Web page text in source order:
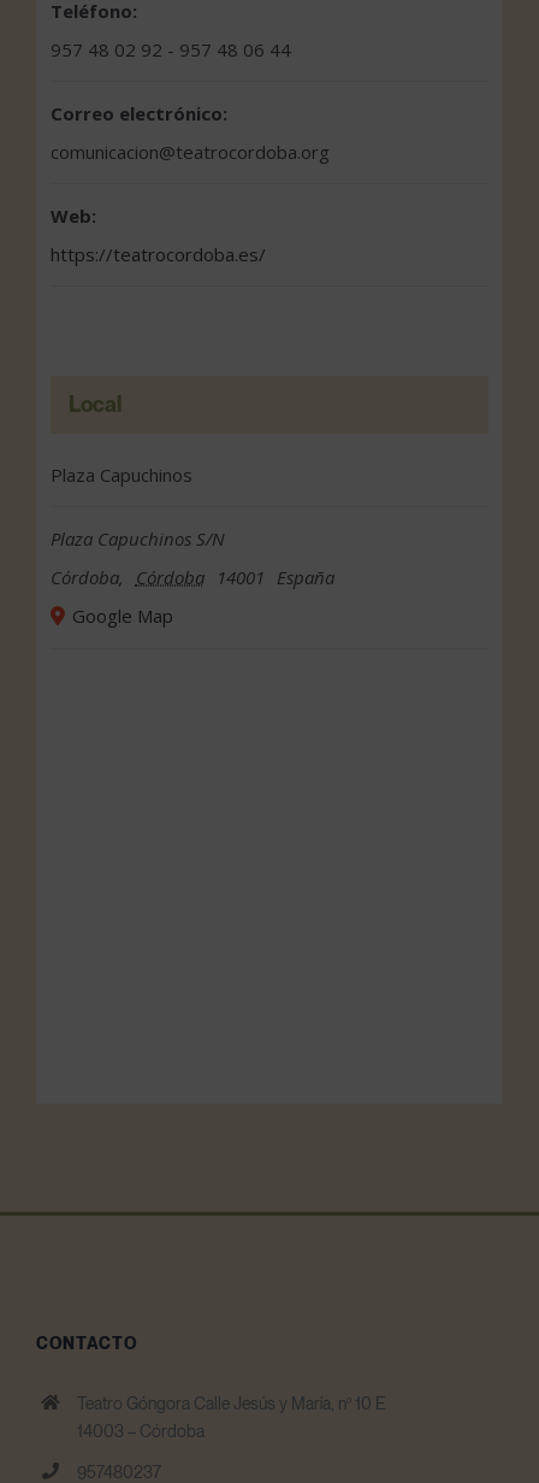
Teléfono:
957 48 02 92 - 957 48 06 44
Correo electrónico:
comunicacion@teatrocordoba.org
Web:
https://teatrocordoba.es/
Local
Plaza Capuchinos
Plaza Capuchinos S/N
Córdoba, Córdoba 14001 España
Google Map
CONTACTO
Teatro Góngora Calle Jesús y María, nº 10 E
14003 – Córdoba
957480237